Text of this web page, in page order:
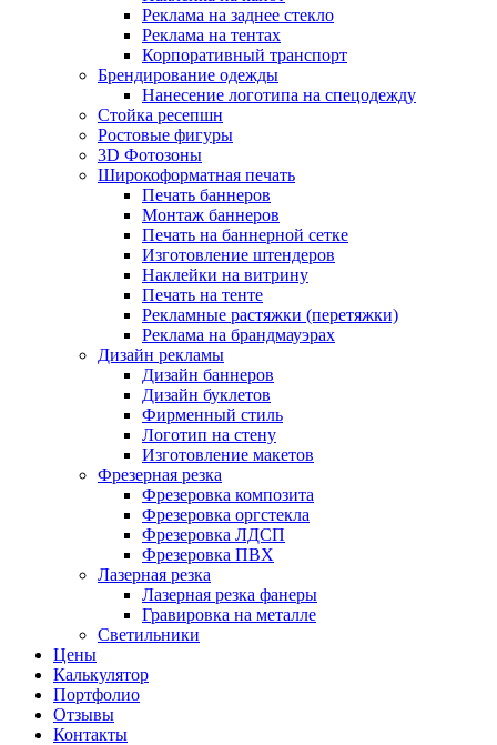
Реклама на заднее стекло
Реклама на тентах
Корпоративный транспорт
Брендирование одежды
Нанесение логотипа на спецодежду
Стойка ресепшн
Ростовые фигуры
3D Фотозоны
Широкоформатная печать
Печать баннеров
Монтаж баннеров
Печать на баннерной сетке
Изготовление штендеров
Наклейки на витрину
Печать на тенте
Рекламные растяжки (перетяжки)
Реклама на брандмауэрах
Дизайн рекламы
Дизайн баннеров
Дизайн буклетов
Фирменный стиль
Логотип на стену
Изготовление макетов
Фрезерная резка
Фрезеровка композита
Фрезеровка оргстекла
Фрезеровка ЛДСП
Фрезеровка ПВХ
Лазерная резка
Лазерная резка фанеры
Гравировка на металле
Светильники
Цены
Калькулятор
Портфолио
Отзывы
Контакты